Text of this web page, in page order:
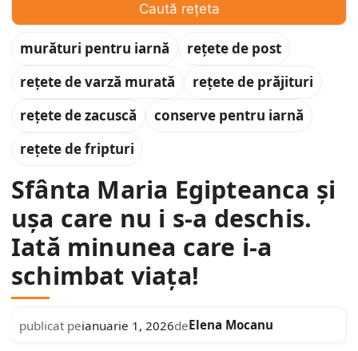
Caută rețeta
murături pentru iarnă
rețete de post
rețete de varză murată
rețete de prăjituri
rețete de zacuscă
conserve pentru iarnă
rețete de fripturi
Sfânta Maria Egipteanca și
ușa care nu i s-a deschis.
Iată minunea care i-a
schimbat viața!
publicat peianuarie 1, 2026deElena Mocanu